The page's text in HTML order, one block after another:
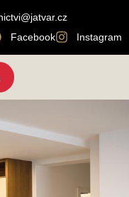
Facebook
Instagram